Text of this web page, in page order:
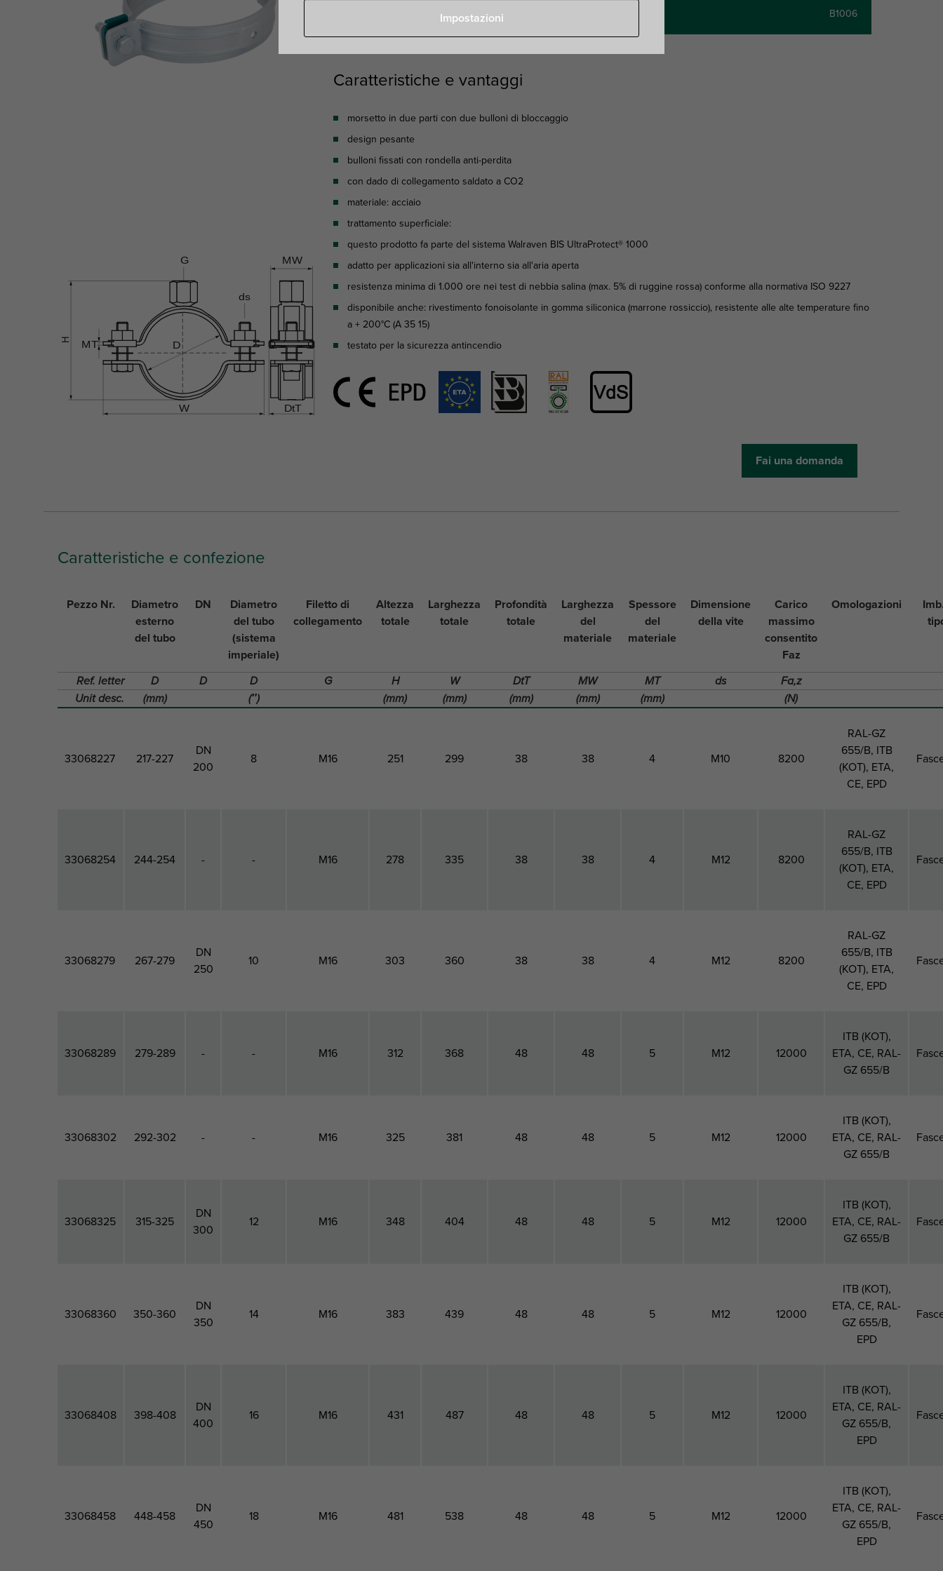
Attachments B1006
Caratteristiche e vantaggi
morsetto in due parti con due bulloni di bloccaggio
design pesante
bulloni fissati con rondella anti-perdita
con dado di collegamento saldato a CO2
materiale: acciaio
trattamento superficiale:
questo prodotto fa parte del sistema Walraven BIS UltraProtect® 1000
adatto per applicazioni sia all'interno sia all'aria aperta
resistenza minima di 1.000 ore nei test di nebbia salina (max. 5% di ruggine rossa) conforme alla normativa ISO 9227
disponibile anche: rivestimento fonoisolante in gomma siliconica (marrone rossiccio), resistente alle alte temperature fino
a + 200°C (A 35 15)
testato per la sicurezza antincendio
Fai una domanda
Caratteristiche e confezione
Pezzo Nr.
Diametro
esterno
del tubo
DN
Diametro
del tubo
(sistema
imperiale)
Filetto di
collegamento
Altezza
totale
Larghezza
totale
Profondità
totale
Larghezza
del
materiale
Spessore
del
materiale
Dimensione
della vite
Carico
massimo
consentito
Faz
Omologazioni
Ref. letter D D D G H W DtT MW MT ds
Fa,z
Unit desc.
(mm) (″) (mm) (mm) (mm) (mm) (mm) (N)
33068227 217-227
DN
200
8 M16 251 299 38 38 4 M10 8200
RAL-GZ
655/B, ITB
(KOT), ETA,
CE, EPD
33068254 244-254 - - M16 278 335 38 38 4 M12 8200
RAL-GZ
655/B, ITB
(KOT), ETA,
CE, EPD
33068279 267-279
DN
250
10 M16 303 360 38 38 4 M12 8200
RAL-GZ
655/B, ITB
(KOT), ETA,
CE, EPD
33068289 279-289 - - M16 312 368 48 48 5 M12 12000
ITB (KOT),
ETA, CE, RAL-
GZ 655/B
33068302 292-302 - - M16 325 381 48 48 5 M12 12000
ITB (KOT),
ETA, CE, RAL-
GZ 655/B
33068325 315-325
DN
300
12 M16 348 404 48 48 5 M12 12000
ITB (KOT),
ETA, CE, RAL-
GZ 655/B
33068360 350-360
DN
350
14 M16 383 439 48 48 5 M12 12000
ITB (KOT),
ETA, CE, RAL-
GZ 655/B,
EPD
33068408 398-408
DN
400
16 M16 431 487 48 48 5 M12 12000
ITB (KOT),
ETA, CE, RAL-
GZ 655/B,
EPD
33068458 448-458
DN
450
18 M16 481 538 48 48 5 M12 12000
ITB (KOT),
ETA, CE, RAL-
GZ 655/B,
EPD
Impostazioni